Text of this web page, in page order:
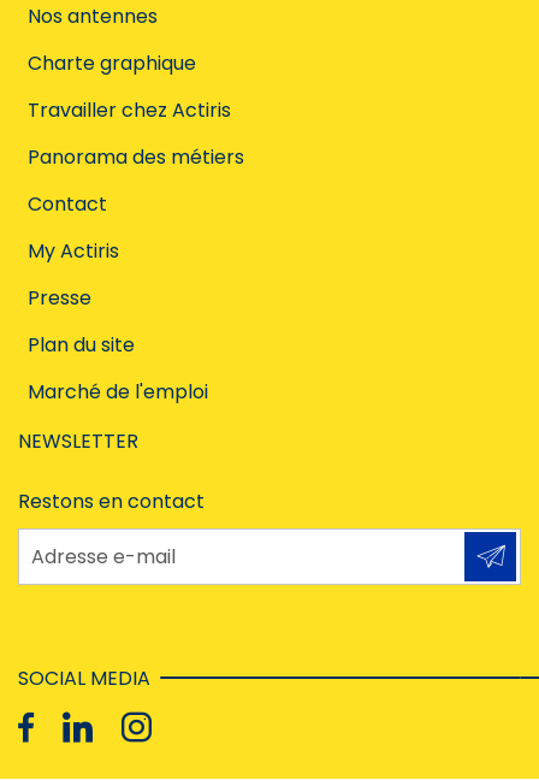
Nos antennes
Charte graphique
Travailler chez Actiris
Panorama des métiers
Contact
My Actiris
Presse
Plan du site
Marché de l'emploi
NEWSLETTER
Restons en contact
Adresse e-mail
SOCIAL MEDIA